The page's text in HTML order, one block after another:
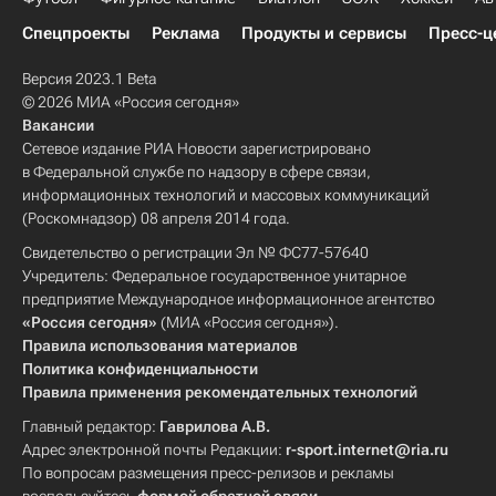
Спецпроекты
Реклама Продукты и сервисы Пресс-
Версия 2023.1 Beta
© 2026 МИА «Россия сегодня»
Вакансии
Сетевое издание РИА Новости зарегистрировано
в Федеральной службе по надзору в сфере связи,
информационных технологий и массовых коммуникаций
(Роскомнадзор) 08 апреля 2014 года.
Свидетельство о регистрации Эл № ФС77-57640
Учредитель: Федеральное государственное унитарное
предприятие Международное информационное агентство
«Россия сегодня» (МИА «Россия сегодня»).
Правила использования материалов
Политика конфиденциальности
Правила применения рекомендательных технологий
Главный редактор: Гаврилова А.В.
Адрес электронной почты Редакции: r-sport.internet@ria.ru
По вопросам размещения пресс-релизов и рекламы